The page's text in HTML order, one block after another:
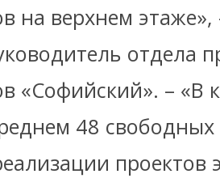
на верхнем
отдела
«Софийский». – «В
48